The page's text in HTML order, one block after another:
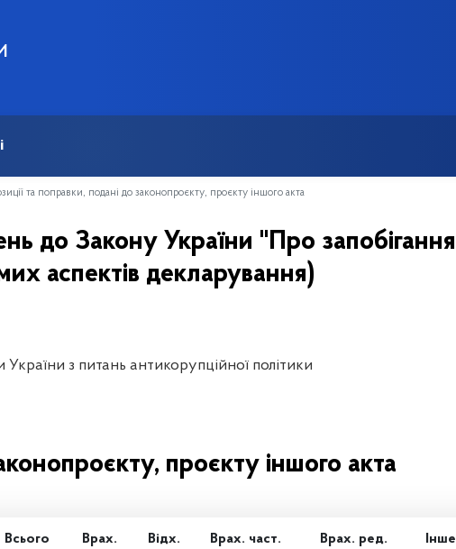
та поправки, подані до законопроєкту, проєкту іншого акта
до Закону України "Про запобігання
аспектів декларування)
України з питань антикорупційної політики
проєкту іншого акта
Всього Врах. Відх. Врах. част. Врах. ред. Інше